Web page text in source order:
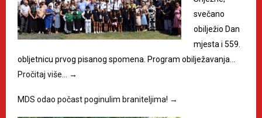
svečano
obilježio Dan
mjesta i 559.
obljetnicu prvog pisanog spomena. Program obilježavanja…
Pročitaj više…
→
MDS odao počast poginulim braniteljima! →